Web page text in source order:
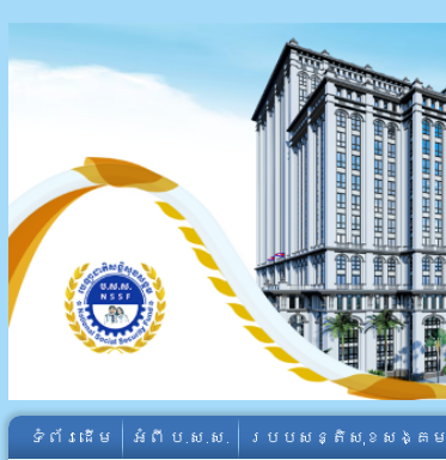
ទំព័រដើម អំពី​ ប.ស.ស. របបសន្តិសុខសង្គម